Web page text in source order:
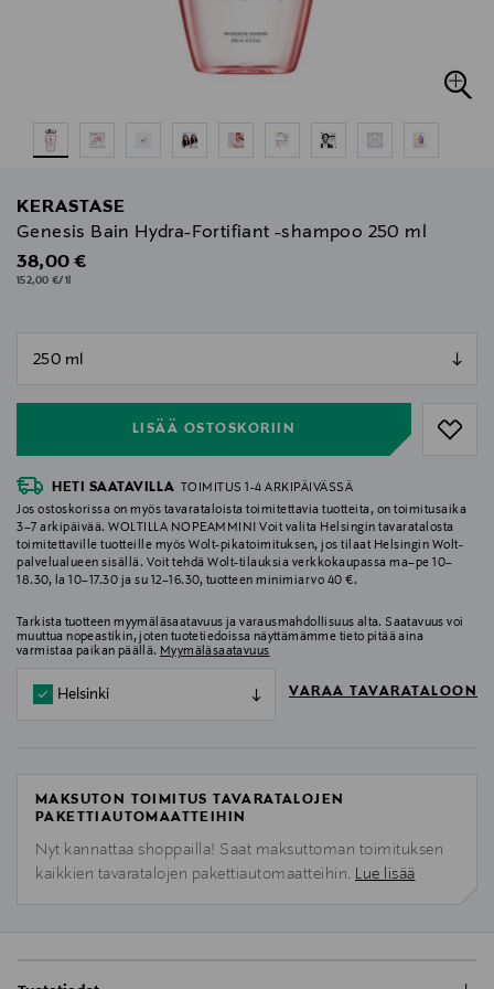
KERASTASE
Genesis Bain Hydra-Fortifiant -shampoo 250 ml
Original Price
38,00 €
152,00 €/1l
LISÄÄ OSTOSKORIIN
null
HETI SAATAVILLA
TOIMITUS 1-4 ARKIPÄIVÄSSÄ
Jos ostoskorissa on myös tavarataloista toimitettavia tuotteita, on toimitusaika
3–7 arkipäivää. WOLTILLA NOPEAMMIN! Voit valita Helsingin tavaratalosta
toimitettaville tuotteille myös Wolt-pikatoimituksen, jos tilaat Helsingin Wolt-
palvelualueen sisällä. Voit tehdä Wolt-tilauksia verkkokaupassa ma–pe 10–
18.30, la 10–17.30 ja su 12–16.30, tuotteen minimiarvo 40 €.
Tarkista tuotteen myymäläsaatavuus ja varausmahdollisuus alta. Saatavuus voi
muuttua nopeastikin, joten tuotetiedoissa näyttämämme tieto pitää aina
varmistaa paikan päällä. Myymäläsaatavuus
Helsinki VARAA TAVARATALOON
MAKSUTON TOIMITUS TAVARATALOJEN
PAKETTIAUTOMAATTEIHIN
Nyt kannattaa shoppailla! Saat maksuttoman toimituksen
kaikkien tavaratalojen pakettiautomaatteihin. Lue lisää